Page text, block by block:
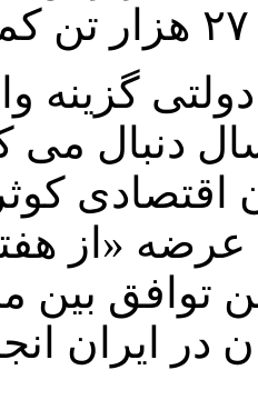
گزینه
دنبال می
اقتصادی
«از هفته
توافق بین